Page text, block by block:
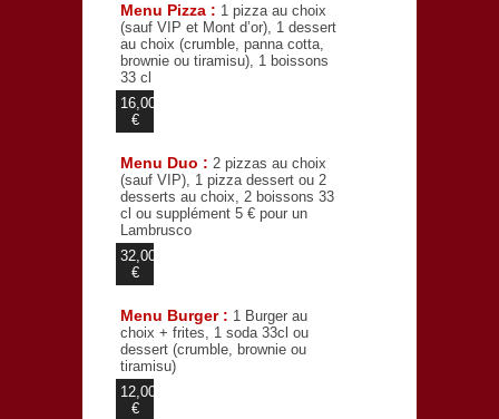
Menu Pizza : 1 pizza au choix
(sauf VIP et Mont d’or), 1 dessert
au choix (crumble, panna cotta,
brownie ou tiramisu), 1 boissons
33 cl
16,00
€
Menu Duo : 2 pizzas au choix
(sauf VIP), 1 pizza dessert ou 2
desserts au choix, 2 boissons 33
cl ou supplément 5 € pour un
Lambrusco
32,00
€
Menu Burger : 1 Burger au
choix + frites, 1 soda 33cl ou
dessert (crumble, brownie ou
tiramisu)
12,00
€